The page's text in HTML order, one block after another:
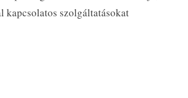
kapcsolatos szolgáltatásokat